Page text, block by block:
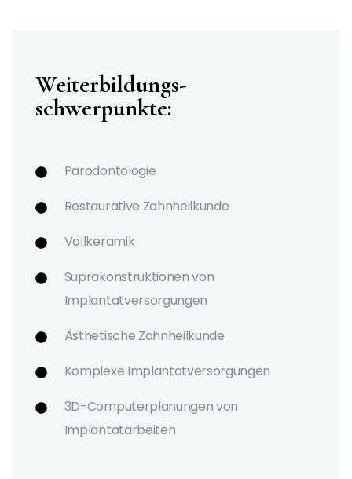
Weiterbildungs-
schwerpunkte:
Parodontologie
Restaurative Zahnheilkunde
Vollkeramik
Suprakonstruktionen von
Implantatversorgungen
Ästhetische Zahnheilkunde
Komplexe Implantatversorgungen
3D-Computerplanungen von
Implantatarbeiten